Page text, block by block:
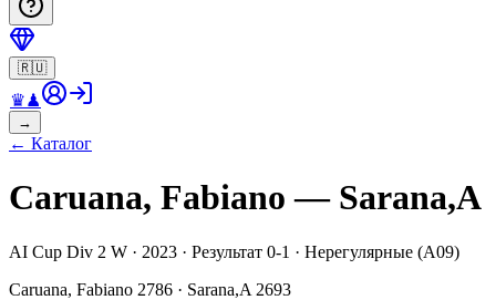
🇷🇺
♛♟
→
← Каталог
Caruana, Fabiano — Sarana,A
AI Cup Div 2 W · 2023 · Результат 0-1 · Нерегулярные (A09)
Caruana, Fabiano 2786 · Sarana,A 2693